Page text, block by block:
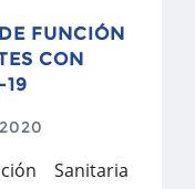
FUNCIÓN
CON
19
Sanitaria